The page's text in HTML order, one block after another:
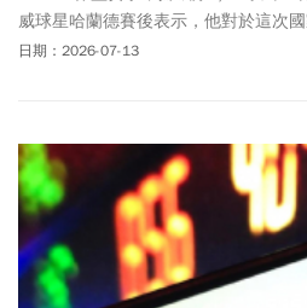
威球星哈蘭德賽後表示，他對於這次
感動，並認為這次他們的表現，已激
關注！場外的他同樣是人氣指標，具
日前綁在他頭上的「髮圈」意外成為
度比賽中、需要長時間來回奔跑，大
丸子頭」依舊屹立不搖、完全不鬆散
相關產品在各國的銷售熱。據了解，哈
KKNEKKI髮圈，目前已在中國賣爆，
日期：2026-07-13